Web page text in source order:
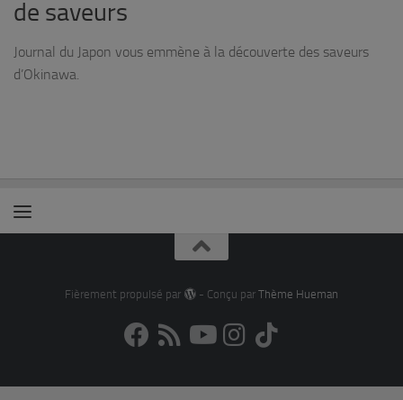
de saveurs
Journal du Japon vous emmène à la découverte des saveurs
d’Okinawa.
Fièrement propulsé par - Conçu par Thème Hueman